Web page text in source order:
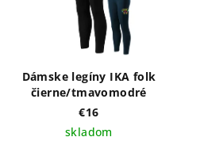
Dámske legíny IKA folk
čierne/tmavomodré
€16
skladom